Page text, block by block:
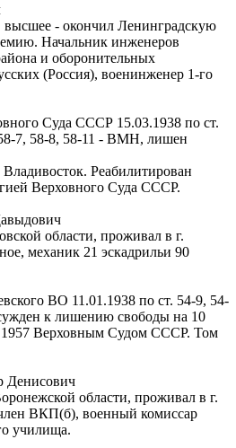
высшее - окончил Ленинградскую
Начальник инженеров
и оборонительных
(Россия), военинженер 1-го
Суда СССР 15.03.1938 по ст.
7, 58-8, 58-11 - ВМН, лишен
Владивосток. Реабилитирован
Верховного Суда СССР.
области, проживал в г.
механик 21 эскадрильи 90
ВО 11.01.1938 по ст. 54-9, 54-
к лишению свободы на 10
Верховным Судом СССР. Том
области, проживал в г.
ВКП(б), военный комиссар
училища.